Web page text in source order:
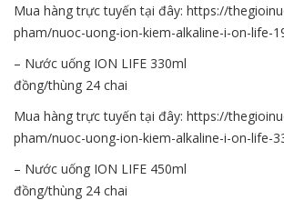
Mua hàng trực tuyến tại đây: https://
pham/nuoc-uong-ion-kiem-alkaline-i-on-life-
– Nước uống ION LIFE 330ml
đồng/thùng 24 chai
Mua hàng trực tuyến tại đây: https://
pham/nuoc-uong-ion-kiem-alkaline-i-on-life-
– Nước uống ION LIFE 450ml
đồng/thùng 24 chai